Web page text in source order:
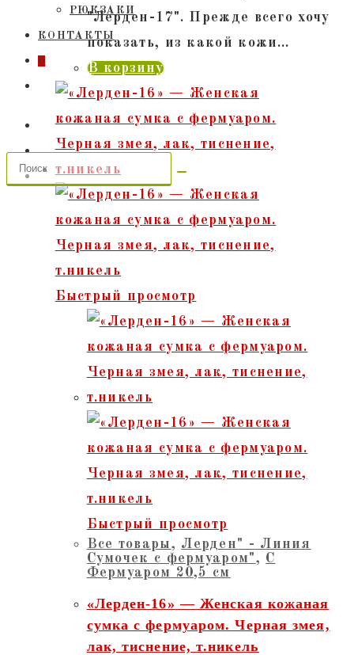
РЮКЗАКИ
КОНТАКТЫ
0
ПЕРЕКЛЮЧИТЬ
ПОИСК
ПО
ВЕБ-
"Лерден-17". Прежде всего хочу
показать, из какой кожи…
В корзину
Быстрый просмотр
Быстрый просмотр
Все товары, Лерден" - Линия
Сумочек с фермуаром", С
Фермуаром 20,5 см
«Лерден-16» — Женская кожаная
сумка с фермуаром. Черная змея,
лак, тиснение, т.никель